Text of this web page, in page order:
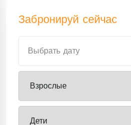
Забронируй сейчас